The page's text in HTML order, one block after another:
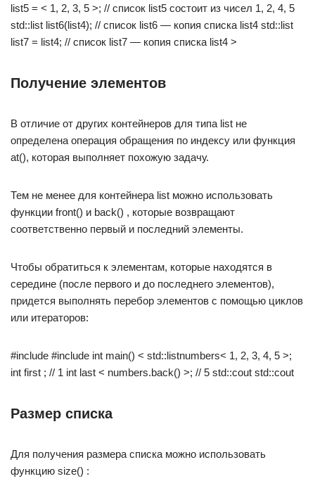
list5 = < 1, 2, 3, 5 >; // список list5 состоит из чисел 1, 2, 4, 5
std::list list6(list4); // список list6 — копия списка list4 std::list
list7 = list4; // список list7 — копия списка list4 >
Получение элементов
В отличие от других контейнеров для типа list не
определена операция обращения по индексу или функция
at(), которая выполняет похожую задачу.
Тем не менее для контейнера list можно использовать
функции front() и back() , которые возвращают
соответственно первый и последний элементы.
Чтобы обратиться к элементам, которые находятся в
середине (после первого и до последнего элементов),
придется выполнять перебор элементов с помощью циклов
или итераторов:
#include #include int main() < std::listnumbers< 1, 2, 3, 4, 5 >;
int first ; // 1 int last < numbers.back() >; // 5 std::cout std::cout
Размер списка
Для получения размера списка можно использовать
функцию size() :